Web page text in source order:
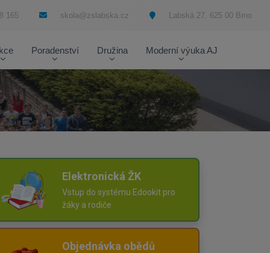
165 skola@zslabska.cz Labská 27. 625 00 Brno
Poradenství Družina Moderní výuka AJ
Elektronická ŽK
Vstup do systému Edookit pro
žáky a rodiče
Objednávka obědů